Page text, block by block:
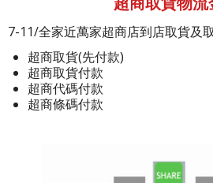
7-11/全家近萬家超商店到店取貨及
超商取貨(先付款)
超商取貨付款
超商代碼付款
超商條碼付款